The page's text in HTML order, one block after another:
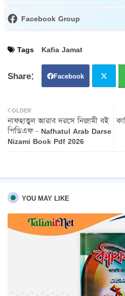
Facebook Group
Tags Kafia Jamat
Facebook
ter
OLDER
নাফহাতুল আরাব দরসে নিজামী বই
পিডিএফ - Nafhatul Arab Darse
Nizami Book Pdf 2026
YOU MAY LIKE